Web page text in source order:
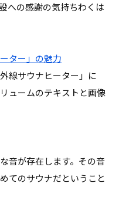
への感謝の気持ちわくは
ター」の魅力
線サウナヒーター」に
ュームのテキストと画像
音が存在します。その音
てのサウナだということ